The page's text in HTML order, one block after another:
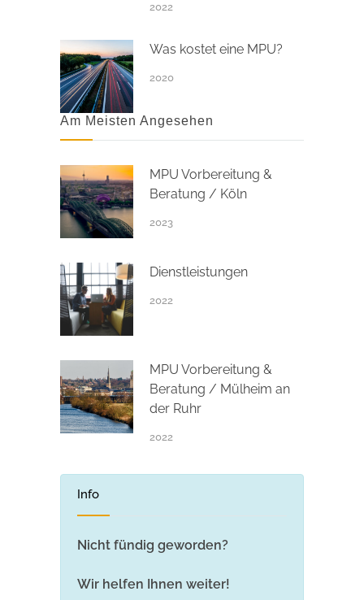
2022
Was kostet eine MPU?
2020
Am Meisten Angesehen
MPU Vorbereitung &
Beratung / Köln
2023
Dienstleistungen
2022
MPU Vorbereitung &
Beratung / Mülheim an
der Ruhr
2022
Info
Nicht fündig geworden?
Wir helfen Ihnen weiter!